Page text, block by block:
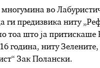
во
ги предизвика ниту
тоа што ја
година, ниту
Зак Полански.